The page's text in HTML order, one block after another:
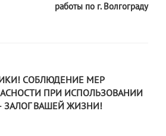
работы по г. Волгограду
СОБЛЮДЕНИЕ МЕР
ПРИ ИСПОЛЬЗОВАНИИ
ЗАЛОГ ВАШЕЙ ЖИЗНИ!